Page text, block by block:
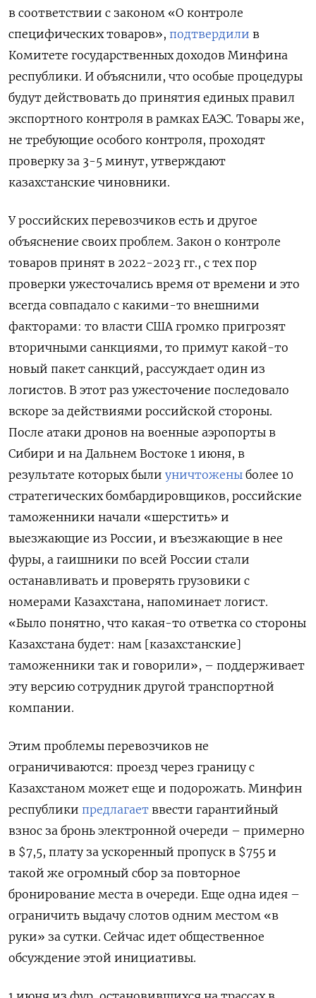
в соответствии с законом «О контроле
специфических товаров», подтвердили в
Комитете государственных доходов Минфина
республики. И объяснили, что особые процедуры
будут действовать до принятия единых правил
экспортного контроля в рамках ЕАЭС. Товары же,
не требующие особого контроля, проходят
проверку за 3-5 минут, утверждают
казахстанские чиновники.
У российских перевозчиков есть и другое
объяснение своих проблем. Закон о контроле
товаров принят в 2022-2023 гг., с тех пор
проверки ужесточались время от времени и это
всегда совпадало с какими-то внешними
факторами: то власти США громко пригрозят
вторичными санкциями, то примут какой-то
новый пакет санкций, рассуждает один из
логистов. В этот раз ужесточение последовало
вскоре за действиями российской стороны.
После атаки дронов на военные аэропорты в
Сибири и на Дальнем Востоке 1 июня, в
результате которых были уничтожены более 10
стратегических бомбардировщиков, российские
таможенники начали «шерстить» и
выезжающие из России, и въезжающие в нее
фуры, а гаишники по всей России стали
останавливать и проверять грузовики с
номерами Казахстана, напоминает логист.
«Было понятно, что какая-то ответка со стороны
Казахстана будет: нам [казахстанские]
таможенники так и говорили», – поддерживает
эту версию сотрудник другой транспортной
компании.
Этим проблемы перевозчиков не
ограничиваются: проезд через границу с
Казахстаном может еще и подорожать. Минфин
республики предлагает ввести гарантийный
взнос за бронь электронной очереди – примерно
в $7,5, плату за ускоренный пропуск в $755 и
такой же огромный сбор за повторное
бронирование места в очереди. Еще одна идея –
ограничить выдачу слотов одним местом «в
руки» за сутки. Сейчас идет общественное
обсуждение этой инициативы.